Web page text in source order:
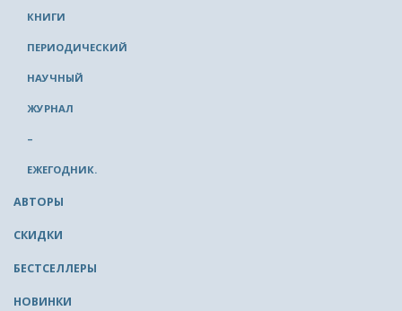
КНИГИ
ПЕРИОДИЧЕСКИЙ
НАУЧНЫЙ
ЖУРНАЛ
–
ЕЖЕГОДНИК.
АВТОРЫ
СКИДКИ
БЕСТСЕЛЛЕРЫ
НОВИНКИ